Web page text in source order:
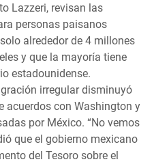
Lazzeri, revisan las
personas paisanos
alrededor de 4 millones
y que la mayoría tiene
estadounidense.
irregular disminuyó
acuerdos con Washington y
por México. “No vemos
que el gobierno mexicano
del Tesoro sobre el